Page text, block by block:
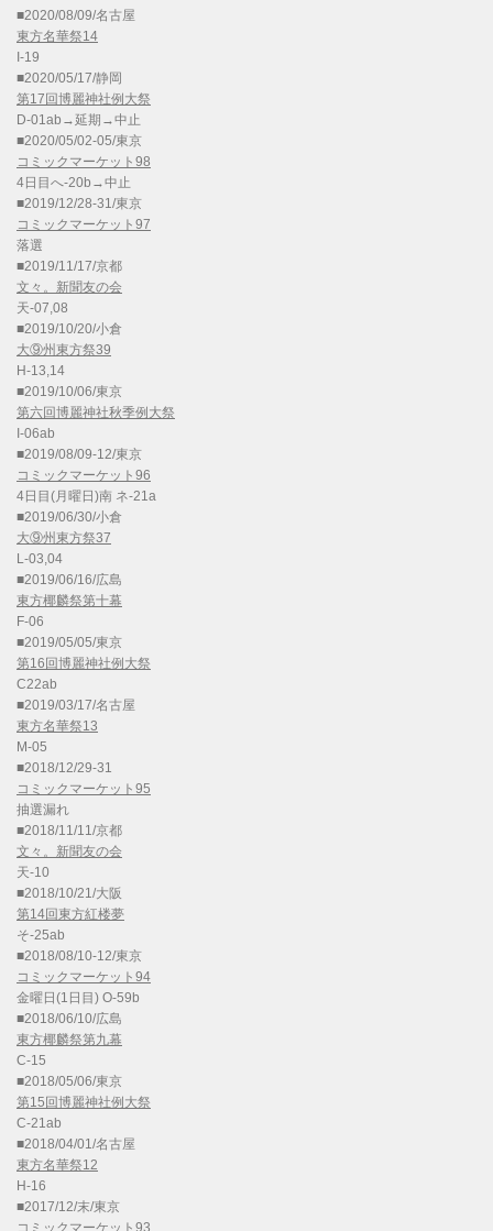
■2020/08/09/名古屋
東方名華祭14
I-19
■2020/05/17/静岡
第17回博麗神社例大祭
D-01ab→延期→中止
■2020/05/02-05/東京
コミックマーケット98
4日目へ-20b→中止
■2019/12/28-31/東京
コミックマーケット97
落選
■2019/11/17/京都
文々。新聞友の会
天-07,08
■2019/10/20/小倉
大⑨州東方祭39
H-13,14
■2019/10/06/東京
第六回博麗神社秋季例大祭
I-06ab
■2019/08/09-12/東京
コミックマーケット96
4日目(月曜日)南 ネ-21a
■2019/06/30/小倉
大⑨州東方祭37
L-03,04
■2019/06/16/広島
東方椰麟祭第十幕
F-06
■2019/05/05/東京
第16回博麗神社例大祭
C22ab
■2019/03/17/名古屋
東方名華祭13
M-05
■2018/12/29-31
コミックマーケット95
抽選漏れ
■2018/11/11/京都
文々。新聞友の会
天-10
■2018/10/21/大阪
第14回東方紅楼夢
そ-25ab
■2018/08/10-12/東京
コミックマーケット94
金曜日(1日目) O-59b
■2018/06/10/広島
東方椰麟祭第九幕
C-15
■2018/05/06/東京
第15回博麗神社例大祭
C-21ab
■2018/04/01/名古屋
東方名華祭12
H-16
■2017/12/末/東京
コミックマーケット93